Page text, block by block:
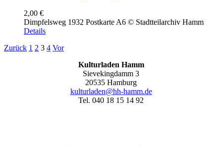
2,00 €
Dimpfelsweg 1932 Postkarte A6 © Stadtteilarchiv Hamm
Details
Zurück 1 2 3 4 Vor
Kulturladen Hamm
Sievekingdamm 3
20535 Hamburg
kulturladen@hh-hamm.de
Tel. 040 18 15 14 92